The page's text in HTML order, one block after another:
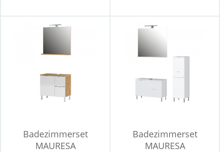
Badezimmerset
MAURESA
Badezimmerset
MAURESA